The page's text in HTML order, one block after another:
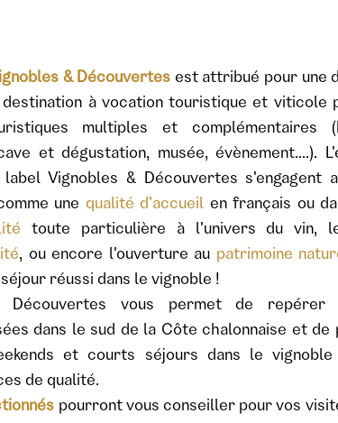
& Découvertes est attribué pour une
destination à vocation touristique et viticole
multiples et complémentaires
et dégustation, musée, évènement....).
Vignobles & Découvertes s'engagent
une qualité d'accueil en français ou
toute particulière à l'univers du vin,
, ou encore l'ouverture au patrimoine
réussi dans le vignoble !
Découvertes vous permet de
dans le sud de la Côte chalonnaise et de
et courts séjours dans le
de qualité.
pourront vous conseiller pour vos